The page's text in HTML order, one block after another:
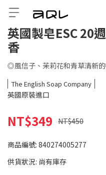
英國製皂ESC 20
香
◎風信子、茉莉花和青草清新
The English Soap Company
英國原裝進口
NT$349 NT$450
商品編號: 840274005277
供貨狀況: 尚有庫存